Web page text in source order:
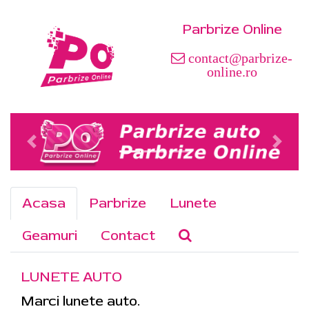
Parbrize Online
contact@parbrize-
online.ro
Acasa Parbrize
Lunete
Geamuri
Contact
LUNETE AUTO
Marci lunete auto.